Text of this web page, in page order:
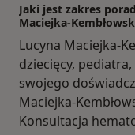
Jaki jest zakres
Maciejka-
Lucyna Maciejka-
dziecięcy,
swojego
Maciejka-
Konsultacja